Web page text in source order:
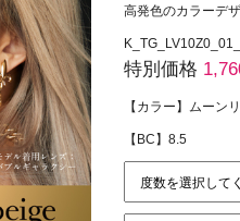
高発色のカラーデ
特別価格
【カラー】ムーン
【BC】8.5